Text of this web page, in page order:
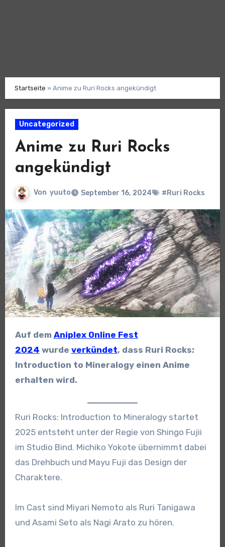
Startseite » Anime zu Ruri Rocks angekündigt
Uncategorized
Anime zu Ruri Rocks
angekündigt
Von yuuto September 16, 2024 #Ruri Rocks
Auf dem Aniplex Online Fest
2024 wurde verkündet, dass Ruri Rocks:
Introduction to Mineralogy einen Anime
erhalten wird.
Ruri Rocks: Introduction to Mineralogy startet
2025 entsteht unter der Regie von Shingo Fujii
im Studio Bind. Michiko Yokote übernimmt dabei
das Drehbuch und Mayu Fuji das Design der
Charaktere.
Im Cast sind Miyari Nemoto als Ruri Tanigawa
und Asami Seto als Nagi Arato zu hören.